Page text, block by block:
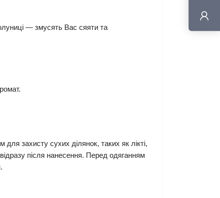
— змусять Вас сяяти та
захисту сухих ділянок, таких як лікті,
після нанесення. Перед одяганням